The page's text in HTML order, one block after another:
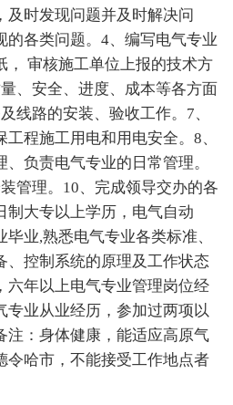
及时发现问题并及时解决问
的各类问题。4、编写电气专业
， 审核施工单位上报的技术方
、安全、进度、成本等各方面
线路的安装、验收工作。7、
程施工用电和用电安全。8、
负责电气专业的日常管理。
管理。10、完成领导交办的各
制大专以上学历，电气自动
业,熟悉电气专业各类标准、
、控制系统的原理及工作状态
六年以上电气专业管理岗位经
专业从业经历，参加过两项以
注：身体健康，能适应高原气
令哈市，不能接受工作地点者